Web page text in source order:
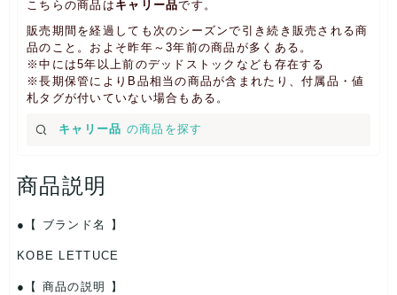
こちらの商品は キャリー品です。
販売期間を経過しても次のシーズンで引き続き販売される商
品のこと。およそ昨年～3年前の商品が多くある。
※中には5年以上前のデッドストックなども存在する
※長期保管によりB品相当の商品が含まれたり、付属品・値
札タグが付いていない場合もある。
キャリー品 の商品を探す
商品説明
【 ブランド名 】
KOBE LETTUCE
【 商品の説明 】